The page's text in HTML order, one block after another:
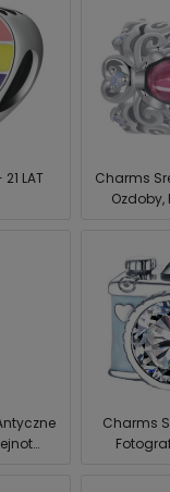
LAT
Charms
Ozdoby,
Charms